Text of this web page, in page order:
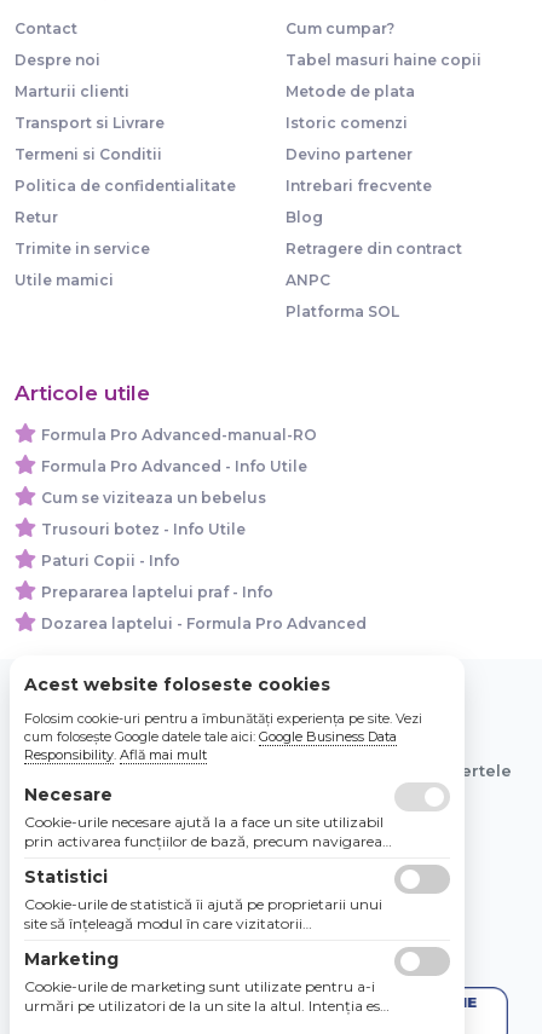
Contact
Despre noi
Marturii clienti
Transport si Livrare
Termeni si Conditii
Politica de confidentialitate
Retur
Trimite in service
Utile mamici
Cum cumpar?
Tabel masuri haine copii
Metode de plata
Istoric comenzi
Devino partener
Intrebari frecvente
Blog
Retragere din contract
ANPC
Platforma SOL
Articole utile
Formula Pro Advanced-manual-RO
Formula Pro Advanced - Info Utile
Cum se viziteaza un bebelus
Trusouri botez - Info Utile
Paturi Copii - Info
Prepararea laptelui praf - Info
Dozarea laptelui - Formula Pro Advanced
© 2026 Bebe Nou Online Store SRL
Toate preturile sunt exprimate in lei si includ tva. Ofertele
sunt valabile in limita stocului disponibil.
Acest website foloseste cookies
Folosim cookie-uri pentru a îmbunătăți experiența pe site. Vezi
cum folosește Google datele tale aici: Google Business Data
Responsibility. Află mai mult
Necesare
Cookie-urile necesare ajută la a face un site utilizabil
prin activarea funcţiilor de bază, precum navigarea
Site-ul nu poate funcţiona corespunzător fără aceste
cookie-uri.
Statistici
Cookie-urile de statistică îi ajută pe proprietarii unui
site să înţeleagă modul în care vizitatorii
raportarea informaţiilor în mod anonim.
Marketing
Cookie-urile de marketing sunt utilizate pentru a-i
urmări pe utilizatori de la un site la altul. Intenţia este